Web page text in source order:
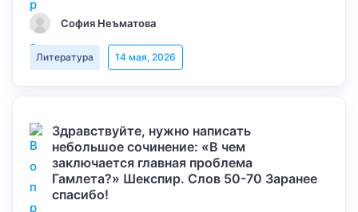
София Неъматова
Литература 14 мая, 2026
Здравствуйте, нужно написать
небольшое сочинение: «В чем
заключается главная проблема
Гамлета?» Шекспир. Слов 50-70 Заранее
спасибо!